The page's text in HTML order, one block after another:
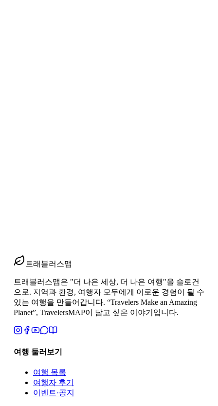
트래블러스맵
트래블러스맵은 "더 나은 세상, 더 나은 여행"을 슬로건
으로. 지역과 환경, 여행자 모두에게 이로운 경험이 될 수
있는 여행을 만들어갑니다. “Travelers Make an Amazing
Planet”, TravelersMAP이 담고 싶은 이야기입니다.
여행 둘러보기
여행 목록
여행자 후기
이벤트·공지